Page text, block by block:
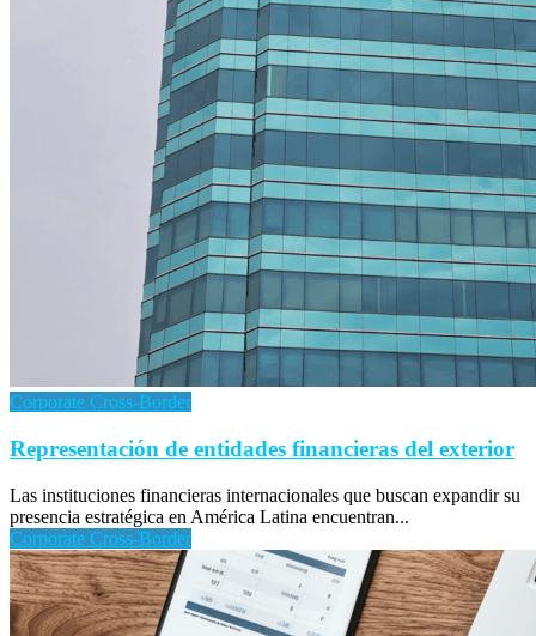
Corporate Cross-Border
Representación de entidades financieras del exterior
Las instituciones financieras internacionales que buscan expandir su
presencia estratégica en América Latina encuentran...
Corporate Cross-Border